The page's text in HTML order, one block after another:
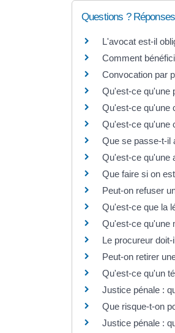
Questions ?
L'avocat est-il
Comment
Convocation par
Qu'est-ce qu'une
Qu'est-ce qu'une
Qu'est-ce qu'une
Que se passe-t-il
Qu'est-ce qu'une
Que faire si on
Peut-on refuser
Qu'est-ce que la
Qu'est-ce qu'une
Le procureur
Peut-on retirer
Qu'est-ce qu'un
Justice pénale :
Que risque-t-on
Justice pénale :